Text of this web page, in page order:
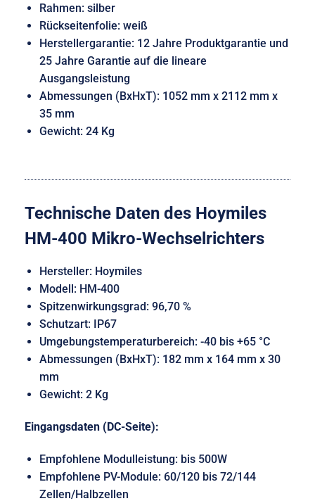
Rahmen: silber
Rückseitenfolie: weiß
Herstellergarantie: 12 Jahre Produktgarantie und
25 Jahre Garantie auf die lineare
Ausgangsleistung
Abmessungen (BxHxT): 1052 mm x 2112 mm x
35 mm
Gewicht: 24 Kg
Technische Daten des Hoymiles
HM-400 Mikro-Wechselrichters
Hersteller: Hoymiles
Modell: HM-400
Spitzenwirkungsgrad: 96,70 %
Schutzart: IP67
Umgebungstemperaturbereich: -40 bis +65 °C
Abmessungen (BxHxT): 182 mm x 164 mm x 30
mm
Gewicht: 2 Kg
Eingangsdaten (DC-Seite):
Empfohlene Modulleistung: bis 500W
Empfohlene PV-Module: 60/120 bis 72/144
Zellen/Halbzellen